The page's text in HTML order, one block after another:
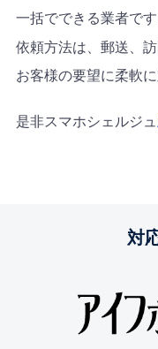
一括でできる業者です
依頼方法は、郵送、
お客様の要望に柔軟に
是非スマホシェルジュ
対